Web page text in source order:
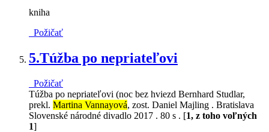
kniha
Požičať
5.Túžba po nepriateľovi
Požičať
Túžba po nepriateľovi (noc bez hviezd Bernhard Studlar,
prekl. Martina Vannayová, zost. Daniel Majling . Bratislava
Slovenské národné divadlo 2017 . 80 s . [1, z toho voľných
1]